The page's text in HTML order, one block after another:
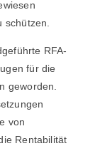
RFA-
für die
geworden.
von
Rentabilität